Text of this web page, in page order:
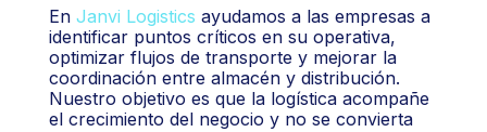
En Janvi Logistics ayudamos a las empresas a
identificar puntos críticos en su operativa,
optimizar flujos de transporte y mejorar la
coordinación entre almacén y distribución.
Nuestro objetivo es que la logística acompañe
el crecimiento del negocio y no se convierta